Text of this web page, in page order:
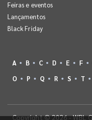
Feiras e eventos
Lançamentos
Black Friday
A B C D E F
O
P Q R S T
Copyright © 2026 - WBL